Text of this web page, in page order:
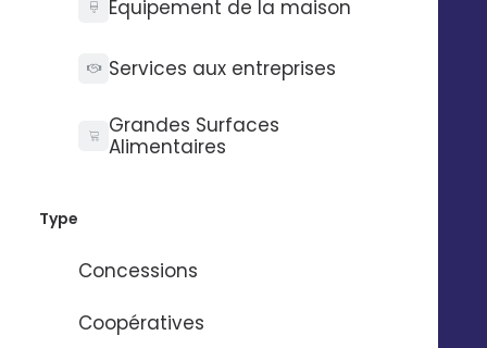
Equipement de la maison
Services aux entreprises
Grandes Surfaces
Alimentaires
Type
Concessions
Coopératives